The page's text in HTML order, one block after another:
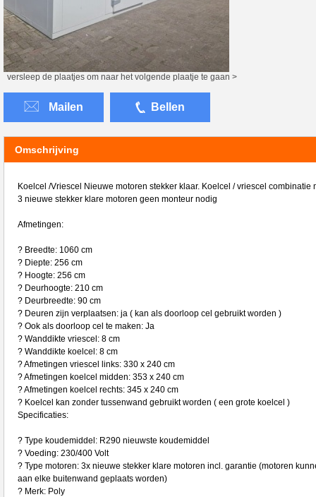
versleep de plaatjes om naar het volgende plaatje te gaan >
Mailen Bellen
Omschrijving
Koelcel /Vriescel Nieuwe motoren stekker klaar. Koelcel / vriescel combinatie
3 nieuwe stekker klare motoren geen monteur nodig
Afmetingen:
? Breedte: 1060 cm
? Diepte: 256 cm
? Hoogte: 256 cm
? Deurhoogte: 210 cm
? Deurbreedte: 90 cm
? Deuren zijn verplaatsen: ja ( kan als doorloop cel gebruikt worden )
? Ook als doorloop cel te maken: Ja
? Wanddikte vriescel: 8 cm
? Wanddikte koelcel: 8 cm
? Afmetingen vriescel links: 330 x 240 cm
? Afmetingen koelcel midden: 353 x 240 cm
? Afmetingen koelcel rechts: 345 x 240 cm
? Koelcel kan zonder tussenwand gebruikt worden ( een grote koelcel )
Specificaties:
? Type koudemiddel: R290 nieuwste koudemiddel
? Voeding: 230/400 Volt
? Type motoren: 3x nieuwe stekker klare motoren incl. garantie (motoren
aan elke buitenwand geplaats worden)
? Merk: Poly